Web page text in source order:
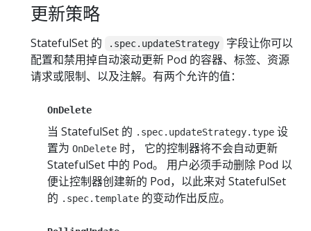
更新策略
StatefulSet 的 .spec.updateStrategy
字段让你可以
配置和禁用掉自动滚动更新 Pod 的容器、标签、资源
请求或限制、以及注解。有两个允许的值：
OnDelete
当 StatefulSet 的 .spec.updateStrategy.type 设
置为 OnDelete 时， 它的控制器将不会自动更新
StatefulSet 中的 Pod。 用户必须手动删除 Pod 以
便让控制器创建新的 Pod，以此来对 StatefulSet
的 .spec.template 的变动作出反应。